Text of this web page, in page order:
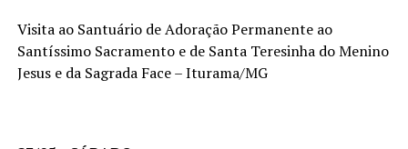
Visita ao Santuário de Adoração Permanente ao
Santíssimo Sacramento e de Santa Teresinha do Menino
Jesus e da Sagrada Face – Iturama/MG